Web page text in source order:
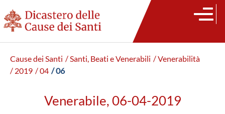
Cause dei Santi / Santi, Beati e Venerabili / Venerabilità
/ 2019 / 04 / 06
Venerabile, 06-04-2019